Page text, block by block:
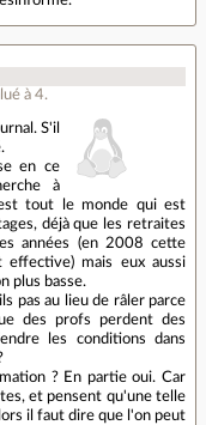
à 4.
S'il
en ce
à
tout le monde qui est
déjà que les retraites
années (en 2008 cette
mais eux aussi
plus basse.
pas au lieu de râler parce
des profs perdent des
les conditions dans
? En partie oui. Car
et pensent qu'une telle
il faut dire que l'on peut